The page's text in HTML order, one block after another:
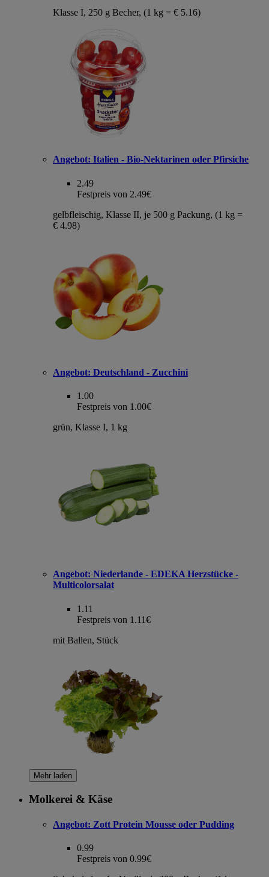
Klasse I, 250 g Becher, (1 kg = € 5.16)
Angebot: Italien - Bio-Nektarinen oder Pfirsiche
2.49
Festpreis von 2.49€
gelbfleischig, Klasse II, je 500 g Packung, (1 kg =
€ 4.98)
Angebot: Deutschland - Zucchini
1.00
Festpreis von 1.00€
grün, Klasse I, 1 kg
Angebot: Niederlande - EDEKA Herzstücke -
Multicolorsalat
1.11
Festpreis von 1.11€
mit Ballen, Stück
Mehr laden
Molkerei & Käse
Angebot: Zott Protein Mousse oder Pudding
0.99
Festpreis von 0.99€